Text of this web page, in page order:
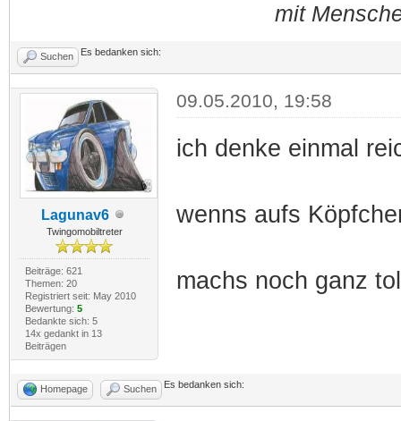
mit
Suchen Es bedanken sich:
Lagunav6
Twingomobiltreter
Beiträge: 621
Themen: 20
Registriert seit: May 2010
Bewertung: 5
Bedankte sich: 5
14x gedankt in 13
Beiträgen
09.05.2010, 19:58
ich denke einmal
wenns aufs
machs noch ganz
Homepage Suchen Es bedanken sich: